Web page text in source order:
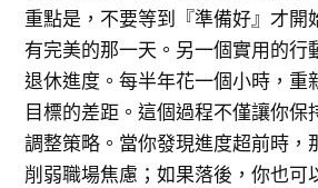
重點是，不要等到『準備好』才開
有完美的那一天。另一個實用的行
退休進度。每半年花一個小時，重
目標的差距。這個過程不僅讓你保
調整策略。當你發現進度超前時，
削弱職場焦慮；如果落後，你也可